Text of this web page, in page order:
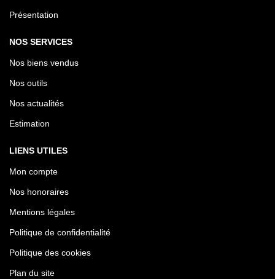
Présentation
NOS SERVICES
Nos biens vendus
Nos outils
Nos actualités
Estimation
LIENS UTILES
Mon compte
Nos honoraires
Mentions légales
Politique de confidentialité
Politique des cookies
Plan du site